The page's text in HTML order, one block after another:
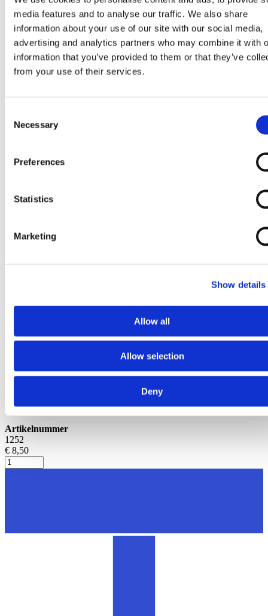
media features and to analyse our traffic. We also share
information about your use of our site with our social media,
advertising and analytics partners who may combine it with
information that you’ve provided to them or that they’ve
from your use of their services.
Selection
Necessary
Preferences
Statistics
Marketing
Show details
Allow all
Allow selection
Deny
Ga naar het einde van de afbeeldingen-gallerij
Ga naar het begin van de afbeeldingen-gallerij
Draadstuk voor spoelvingers |
Delaval 905085-01
Artikelnummer
1252
€ 8,50